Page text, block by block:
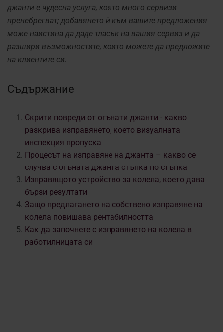
джанти е чудесна услуга, която много сервизи
пренебрегват; добавянето ѝ към вашите предложения
може наистина да даде тласък на вашия сервиз и да
разшири възможностите, които можете да предложите
на клиентите си.
Съдържание
Скрити повреди от огънати джанти - какво
разкрива изправянето, което визуалната
инспекция пропуска
Процесът на изправяне на джанта – какво се
случва с огъната джанта стъпка по стъпка
Изправящото устройство за колела, което дава
бързи резултати
Защо предлагането на собствено изправяне на
колела повишава рентабилността
Как да започнете с изправянето на колела в
работилницата си